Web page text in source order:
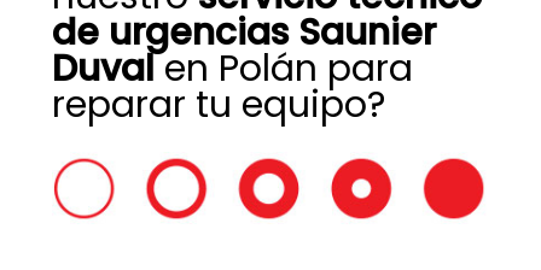
de urgencias Saunier
Duvalen Polán para
reparar tu equipo?